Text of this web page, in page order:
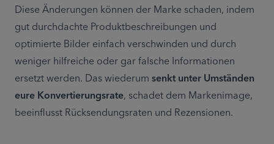
Diese Änderungen können der Marke schaden, indem
gut durchdachte Produktbeschreibungen und
optimierte Bilder einfach verschwinden und durch
weniger hilfreiche oder gar falsche Informationen
ersetzt werden. Das wiederum senkt unter Umständen
eure Konvertierungsrate, schadet dem Markenimage,
beeinflusst Rücksendungsraten und Rezensionen.